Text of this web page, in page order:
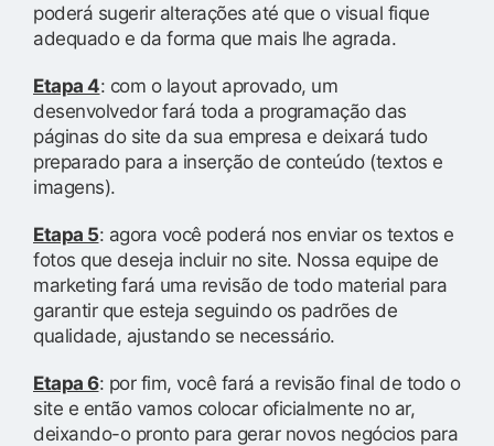
poderá sugerir alterações até que o visual fique
adequado e da forma que mais lhe agrada.
Etapa 4: com o layout aprovado, um
desenvolvedor fará toda a programação das
páginas do site da sua empresa e deixará tudo
preparado para a inserção de conteúdo (textos e
imagens).
Etapa 5: agora você poderá nos enviar os textos e
fotos que deseja incluir no site. Nossa equipe de
marketing fará uma revisão de todo material para
garantir que esteja seguindo os padrões de
qualidade, ajustando se necessário.
Etapa 6: por fim, você fará a revisão final de todo o
site e então vamos colocar oficialmente no ar,
deixando-o pronto para gerar novos negócios para